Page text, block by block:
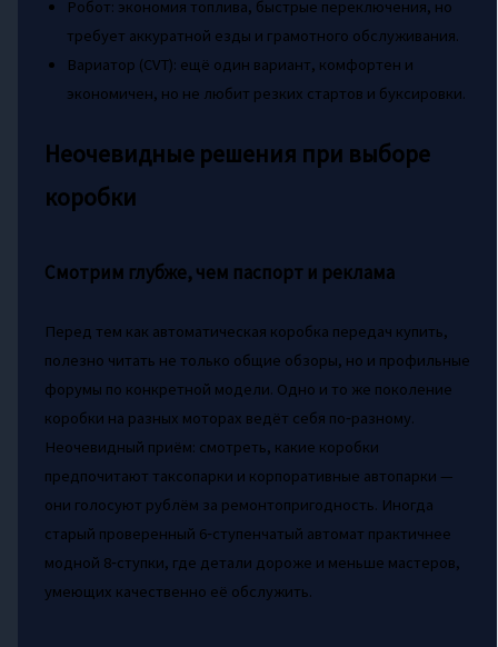
Робот: экономия топлива, быстрые переключения, но
требует аккуратной езды и грамотного обслуживания.
Вариатор (CVT): ещё один вариант, комфортен и
экономичен, но не любит резких стартов и буксировки.
Неочевидные решения при выборе
коробки
Смотрим глубже, чем паспорт и реклама
Перед тем как автоматическая коробка передач купить,
полезно читать не только общие обзоры, но и профильные
форумы по конкретной модели. Одно и то же поколение
коробки на разных моторах ведёт себя по‑разному.
Неочевидный приём: смотреть, какие коробки
предпочитают таксопарки и корпоративные автопарки —
они голосуют рублём за ремонтопригодность. Иногда
старый проверенный 6‑ступенчатый автомат практичнее
модной 8‑ступки, где детали дороже и меньше мастеров,
умеющих качественно её обслужить.